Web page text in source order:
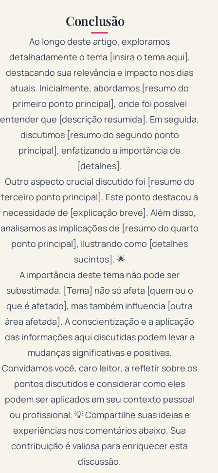
Conclusão
Ao longo deste artigo, exploramos
detalhadamente o tema [insira o tema aqui],
destacando sua relevância e impacto nos dias
atuais. Inicialmente, abordamos [resumo do
primeiro ponto principal], onde foi possível
entender que [descrição resumida]. Em seguida,
discutimos [resumo do segundo ponto
principal], enfatizando a importância de
[detalhes].
Outro aspecto crucial discutido foi [resumo do
terceiro ponto principal]. Este ponto destacou a
necessidade de [explicação breve]. Além disso,
analisamos as implicações de [resumo do quarto
ponto principal], ilustrando como [detalhes
sucintos]. 🌟
A importância deste tema não pode ser
subestimada. [Tema] não só afeta [quem ou o
que é afetado], mas também influencia [outra
área afetada]. A conscientização e a aplicação
das informações aqui discutidas podem levar a
mudanças significativas e positivas.
Convidamos você, caro leitor, a refletir sobre os
pontos discutidos e considerar como eles
podem ser aplicados em seu contexto pessoal
ou profissional. 💡 Compartilhe suas ideias e
experiências nos comentários abaixo. Sua
contribuição é valiosa para enriquecer esta
discussão.